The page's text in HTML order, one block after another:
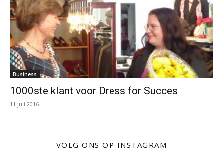
Business
1000ste klant voor Dress for Succes
11 juli 2016
VOLG ONS OP INSTAGRAM